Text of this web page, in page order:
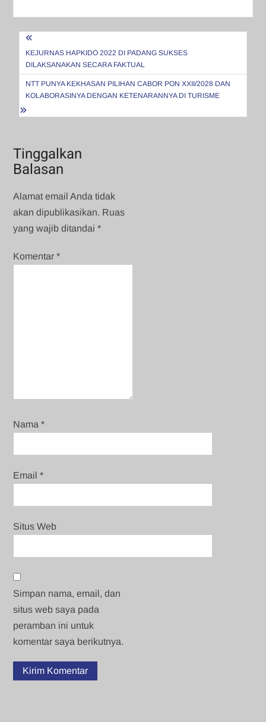
Navigasi
pos
KEJURNAS HAPKIDO 2022 DI PADANG SUKSES
DILAKSANAKAN SECARA FAKTUAL
NTT PUNYA KEKHASAN PILIHAN CABOR PON XXII/2028 DAN
KOLABORASINYA DENGAN KETENARANNYA DI TURISME
Tinggalkan
Balasan
Alamat email Anda tidak
akan dipublikasikan. Ruas
yang wajib ditandai*
Komentar*
Nama*
Email*
Situs Web
Simpan nama, email, dan
situs web saya pada
peramban ini untuk
komentar saya berikutnya.